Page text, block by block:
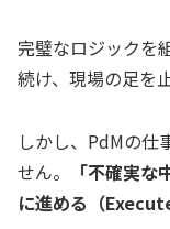
完璧なロジックを
続け、現場の足を
しかし、PdMの仕
せん。
「不確実
に進める（